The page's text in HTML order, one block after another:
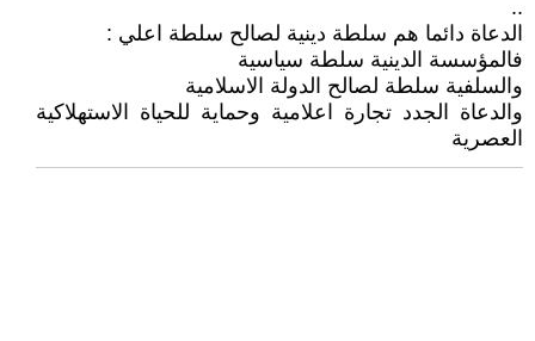
..
الدعاة دائما هم سلطة دينية لصالح سلطة اعلي :
فالمؤسسة الدينية سلطة سياسية
والسلفية سلطة لصالح الدولة الاسلامية
والدعاة الجدد تجارة اعلامية وحماية للحياة الاستهلاكية
العصرية